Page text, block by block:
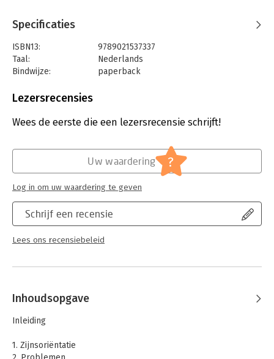
Specificaties
ISBN13:
9789021537337
Taal:
Nederlands
Bindwijze:
paperback
Uitgever:
Verschijningsdatum:
24-5-2011
Persoonlijke effectiviteit
Lezersrecensies
Wees de eerste die een lezersrecensie schrijft!
Schrijf een recensie
Lees ons recensiebeleid
Uw waardering ?
Log in om uw waardering te geven
Inhoudsopgave
Inleiding
1. Zijnsoriëntatie